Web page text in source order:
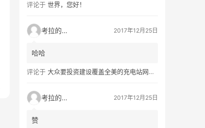
评论于 世界，您好！
考拉的生活 2017年12月25日
哈哈
评论于 大众要投资建设覆盖全美的充电站网络，特斯拉也没闲着
考拉的生活 2017年12月25日
赞